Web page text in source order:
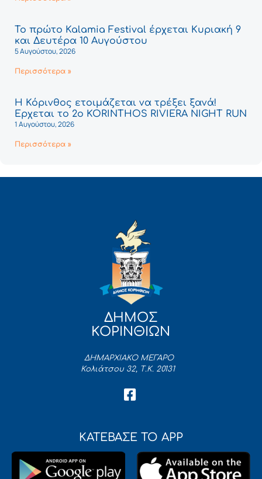
Το πρώτο Kalamia Festival έρχεται Κυριακή 9
και Δευτέρα 10 Αυγούστου
5 Αυγούστου, 2026
Περισσότερα »
Η Κόρινθος ετοιμάζεται να τρέξει ξανά!
Έρχεται το 2ο KORINTHOS RIVIERA NIGHT RUN
1 Αυγούστου, 2026
Περισσότερα »
ΔΗΜΟΣ
ΚΟΡΙΝΘΙΩΝ
ΔΗΜΑΡΧΙΑΚΟ ΜΕΓΑΡΟ
Κολιάτσου 32, Τ.Κ. 20131
ΚΑΤΕΒΑΣΕ ΤΟ APP